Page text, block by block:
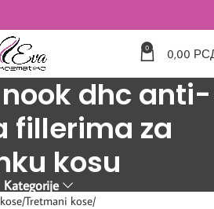
0 0,00
dhc anti-
fillerima za
kosu
Kategorije
Tretmani kose